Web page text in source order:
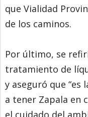
que Vialidad
de los caminos.
Por último, se
tratamiento de
y aseguró que
a tener Zapala en
el cuidado del